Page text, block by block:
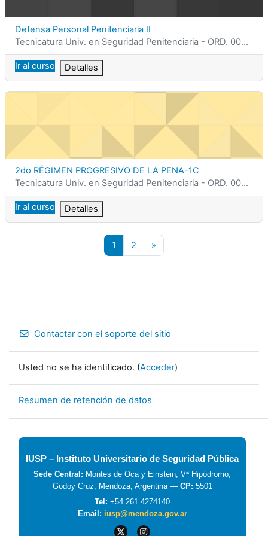
Nombre del curso
Defensa Personal Penitenciaria II
Categoría del curso
Tecnicatura Univ. en Seguridad Penitenciaria - ORD. 0002/25
Ir al curso Detalles
2do RÉGIMEN PROGRESIVO DE LA PENA-1C
Nombre del curso
2do RÉGIMEN PROGRESIVO DE LA PENA-1C
Categoría del curso
Tecnicatura Univ. en Seguridad Penitenciaria - ORD. 0002/25
Ir al curso Detalles
1 Página 1
2 Página 2
»
Contactar con el soporte del sitio
Usted no se ha identificado. (Acceder)
Resumen de retención de datos
IUSP – Instituto Universitario de Seguridad Pública
Sede Central: Montes de Oca y Einstein, Vª Hipódromo,
Godoy Cruz, Mendoza, Argentina — CP: 5501
Tel: +54 261 4274140
Email: iusp@mendoza.gov.ar